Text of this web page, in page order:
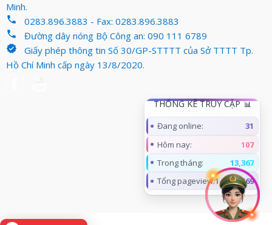
Minh.
phone 0283.896.3883 - Fax: 0283.896.3883
phone Đường dây nóng Bộ Công an: 090 111 6789
verified
Giấy phép thông tin Số 30/GP-STTTT của Sở TTTT Tp.
Hồ Chí Minh cấp ngày 13/8/2020.
THỐNG KÊ TRUY CẬP
Đang online:
31
Hôm nay:
107
Trong tháng:
13,367
Tổng pageview:14,961,569